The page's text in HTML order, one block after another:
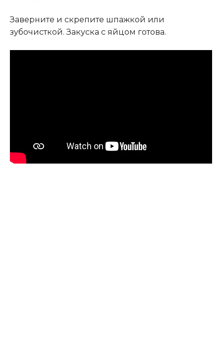
Заверните и скрепите шпажкой или
зубочисткой. Закуска с яйцом готова.